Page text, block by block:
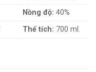
Nồng độ: 40%
Thể tích: 700 ml.